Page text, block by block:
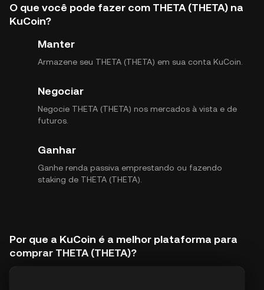
O que você pode fazer com THETA (THETA) na
KuCoin?
Manter
Armazene seu THETA (THETA) em sua conta KuCoin.
Negociar
Negocie THETA (THETA) nos mercados à vista e de
futuros.
Ganhar
Ganhe renda passiva emprestando ou fazendo
staking de THETA (THETA).
Por que a KuCoin é a melhor plataforma para
comprar THETA (THETA)?